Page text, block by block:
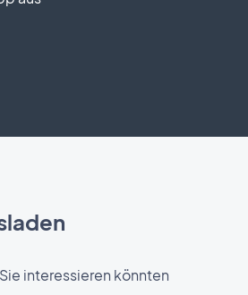
interessieren könnten